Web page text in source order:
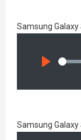
Samsung
Seek
Samsung